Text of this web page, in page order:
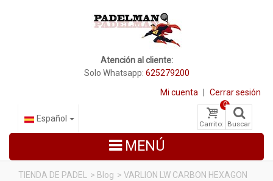
Atención al cliente:
Solo Whatsapp: 625279200
Mi cuenta Cerrar sesión
Carrito:
0
Buscar
Español
MENÚ
TIENDA DE PADEL > Blog > VARLION LW CARBON HEXAGON